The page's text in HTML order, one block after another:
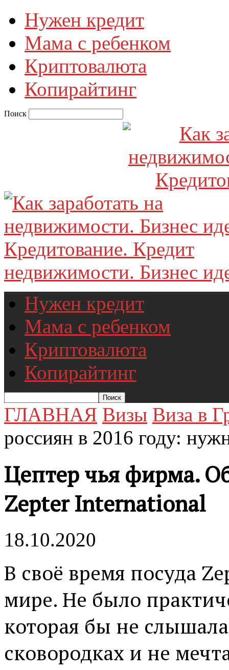
Нужен кредит
Мама с ребенком
Криптовалюта
Копирайтинг
Поиск
недвижимости. Бизнес
Нужен кредит
Мама с ребенком
Криптовалюта
Копирайтинг
ГЛАВНАЯ Визы Виза в
россиян в 2016 году:
Цептер чья фирма.
Zepter International
18.10.2020
В своё время посуда
мире. Не было
которая бы не
сковородках и не